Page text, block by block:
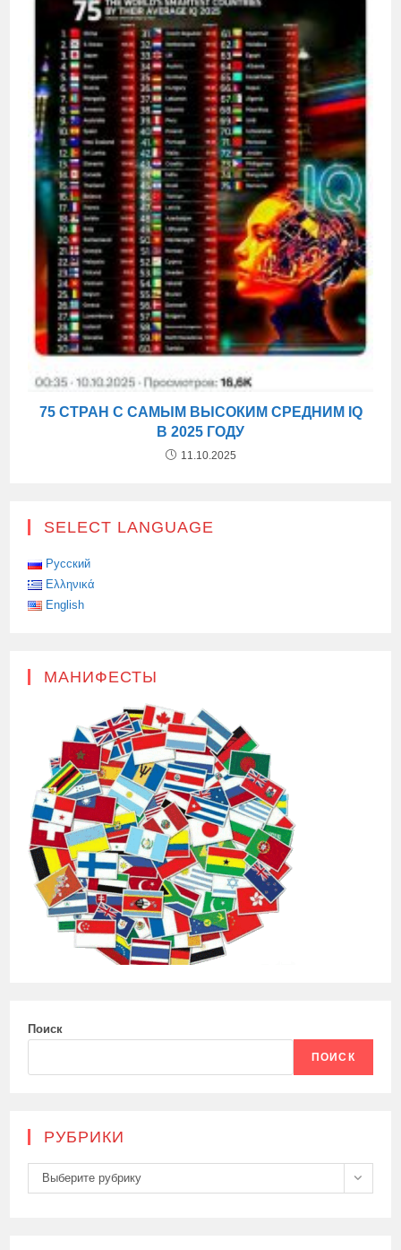
75 СТРАН С САМЫМ ВЫСОКИМ СРЕДНИМ IQ
В 2025 ГОДУ
11.10.2025
SELECT LANGUAGE
Русский
Ελληνικά
English
МАНИФЕСТЫ
Поиск
ПОИСК
РУБРИКИ
Рубрики
Выберите рубрику